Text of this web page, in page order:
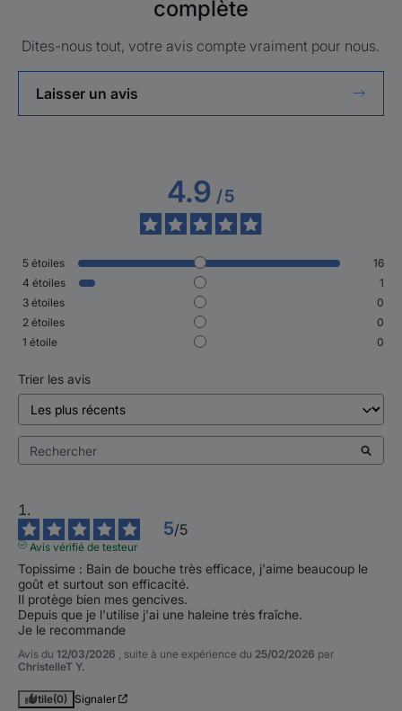
complète
Dites-nous tout, votre avis compte vraiment pour nous.
Laisser un avis
4.9/5
5 étoiles
16
4 étoiles
1
3 étoiles
0
2 étoiles
0
1 étoile 0
Trier les avis
5/5
Avis vérifié de testeur
Topissime : Bain de bouche très efficace, j'aime beaucoup le
goût et surtout son efficacité.
Il protège bien mes gencives.
Depuis que je l'utilise j'ai une haleine très fraîche.
Je le recommande
Avis du 12/03/2026 , suite à une expérience du 25/02/2026 par
ChristelleT Y.
Utile(0) Signaler